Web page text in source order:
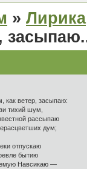
» Лирика
как ветер, засыпаю:
тихий шум,
рассыпаю
дум;
отпускаю
бытию
Навсикаю —